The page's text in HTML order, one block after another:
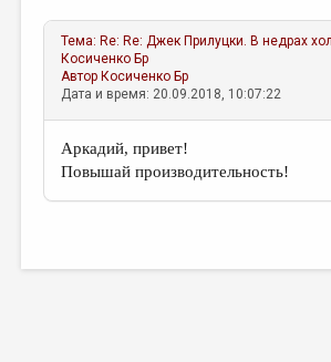
Тема: Re: Re: Джек Прилуцки. В недрах
Косиченко Бр
Автор Косиченко Бр
Дата и время: 20.09.2018, 10:07:22
Аркадий, привет!
Повышай производительность!